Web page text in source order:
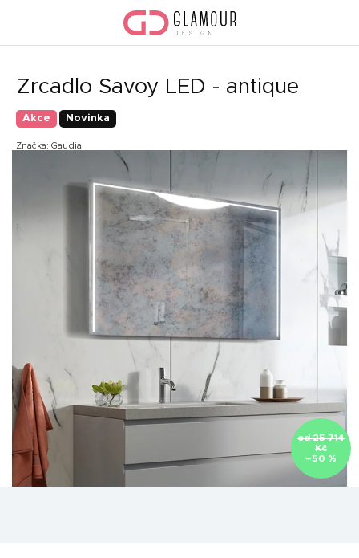
Zrcadlo Savoy LED - antique
Akce Novinka
Značka: Gaudia
od 25 714
Kč
–50 %